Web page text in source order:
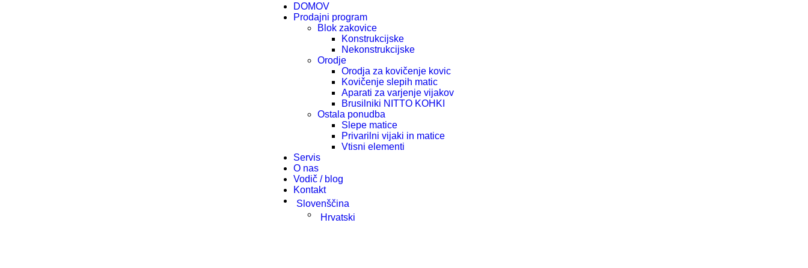
DOMOV
Prodajni program
Blok zakovice
Konstrukcijske
Nekonstrukcijske
Orodje
Orodja za kovičenje kovic
Kovičenje slepih matic
Aparati za varjenje vijakov
Brusilniki NITTO KOHKI
Ostala ponudba
Slepe matice
Privarilni vijaki in matice
Vtisni elementi
Servis
O nas
Vodič / blog
Kontakt
Slovenščina
Hrvatski